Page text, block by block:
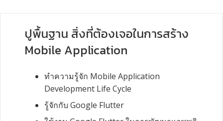
ปูพื้นฐาน สิ่งที่ต้องเจอในการสร้าง
Mobile Application
ทำความรู้จัก Mobile Application
Development Life Cycle
รู้จักกับ Google Flutter